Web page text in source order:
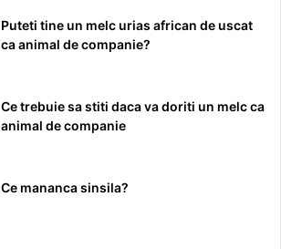
Puteti tine un melc urias african de uscat
ca animal de companie?
Ce trebuie sa stiti daca va doriti un melc ca
animal de companie
Ce mananca sinsila?